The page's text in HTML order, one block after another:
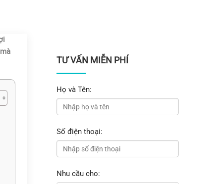
TƯ VẤN MIỄN PHÍ
Họ và Tên:
Số điện thoại:
Nhu cầu cho: